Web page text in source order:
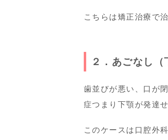
こちらは矯正治療で
２．あごなし（
歯並びが悪い、口が
症つまり下顎が発達
このケースは口腔外